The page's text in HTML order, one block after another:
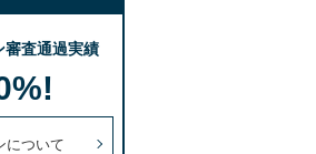
審査通過実績
について